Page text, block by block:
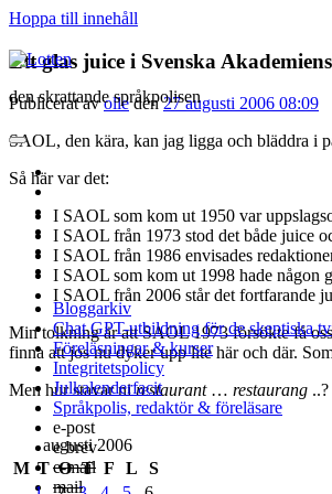
Hoppa till innehåll
Lotten
den skrattande språkpolisen
öppna
meny
twitter
facebook
instagram
linkedin
rss
e-
post
Bloggarkiv
Chat GPT-utbildning för de skeptiska
Föreläsningar & kurser
Integritetspolicy
Julkalenderfacit
Språkpolis, redaktör & föreläsare
Sidopanel
augusti 2006
M T O T F L
S
Ett glas juice i Svenska
Publicerat avolleden27 augusti 2006 08:09
SAOL, den kära, kan jag ligga och bläddra i
Så här var det:
I SAOL som kom ut 1950 var
I SAOL från 1973 stod det både juice
I SAOL från 1986 envisades
I SAOL som kom ut 1998 hade någon
I SAOL från 2006 står det fortfarande
Min tolkning är att SAOL 1973 försökte få
finna att jos nu dyker upp lite här och där.
Men hur stavar nirestaurant… restaurang ..?
e-post
e-brev
e-mail
mail